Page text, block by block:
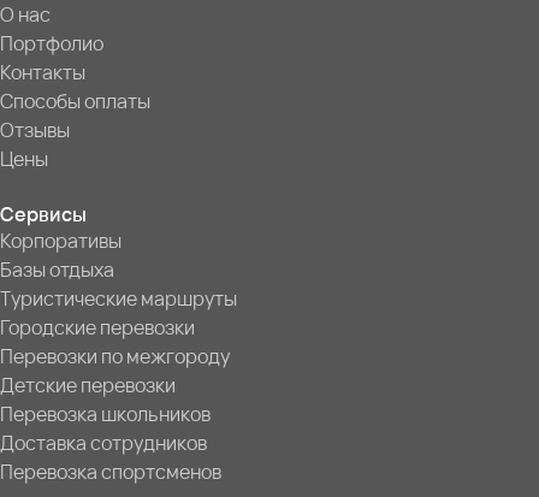
О нас
Портфолио
Контакты
Способы оплаты
Отзывы
Цены
Сервисы
Корпоративы
Базы отдыха
Туристические маршруты
Городские перевозки
Перевозки по межгороду
Детские перевозки
Перевозка школьников
Доставка сотрудников
Перевозка спортсменов